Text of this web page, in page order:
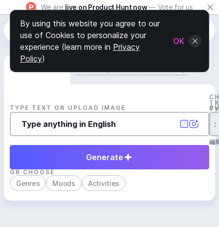
We are live on Product Hunt now — Vote for us
Generate Track
TYPE TEXT OR UPLOAD IMAGE
:
編
Generate
OR CHOOSE
Genres Moods Activities
By using this website you agree to our
use of Cookies to personalize your
experience (learn more in Privacy
Policy)
OK